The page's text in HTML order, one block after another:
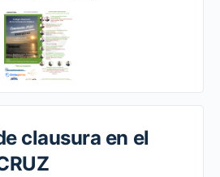
clausura en el